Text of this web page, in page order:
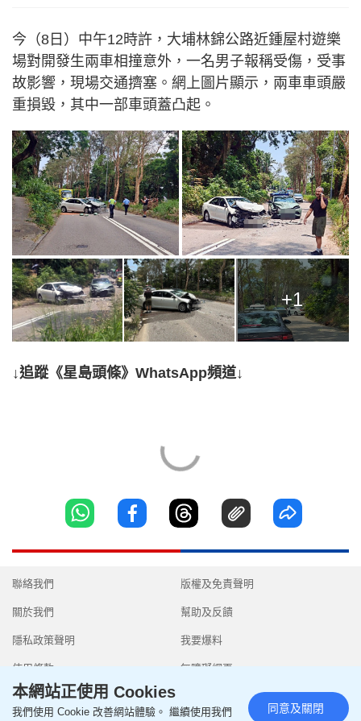
今（8日）中午12時許，大埔林錦公路近鍾屋村遊樂
場對開發生兩車相撞意外，一名男子報稱受傷，受事
故影響，現場交通擠塞。網上圖片顯示，兩車車頭嚴
重損毀，其中一部車頭蓋凸起。
+1
↓追蹤《星島頭條》WhatsApp頻道↓
聯絡我們
關於我們
隱私政策聲明
使用條款
版權及免責聲明
幫助及反饋
我要爆料
無障礙網頁
本網站正使用 Cookies
我們使用 Cookie 改善網站體驗。 繼續使用我們 同意及關閉